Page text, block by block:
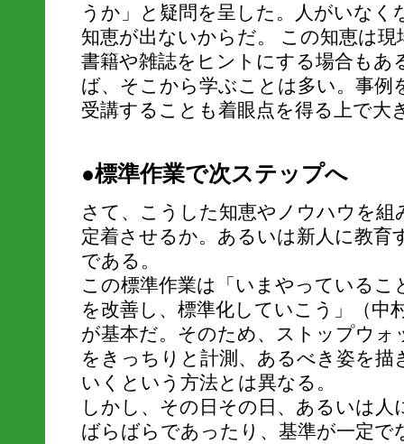
うか」と疑問を呈した。人がいなく
知恵が出ないからだ。 この知恵は
書籍や雑誌をヒントにする場合もあ
ば、そこから学ぶことは多い。事例
受講することも着眼点を得る上で大
●標準作業で次ステップへ
さて、こうした知恵やノウハウを組
定着させるか。あるいは新人に教育
である。
この標準作業は「いまやっているこ
を改善し、標準化していこう」（中
が基本だ。そのため、ストップウ
をきっちりと計測、あるべき姿を
いくという方法とは異なる。
しかし、その日その日、あるいは
ばらばらであったり、基準が一定で